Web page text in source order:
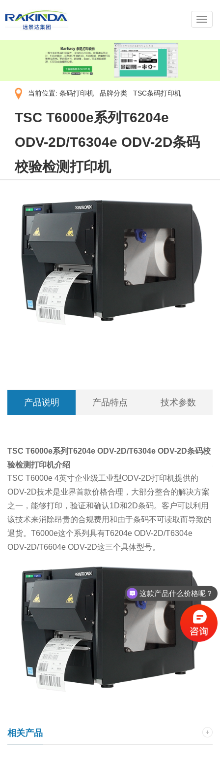
导
航
菜
当前位置: 条码打印机 品牌分类 TSC条码打印机
TSC T6000e系列T6204e
ODV-2D/T6304e ODV-2D条码
校验检测打印机
产品说明 产品特点 技术参数
TSC T6000e系列T6204e ODV-2D/T6304e ODV-2D条码校
验检测打印机介绍
TSC T6000e 4英寸企业级工业型ODV-2D打印机提供的
ODV-2D技术是业界首款价格合理，大部分整合的解决方案
之一，能够打印，验证和确认1D和2D条码。客户可以利用
该技术来消除昂贵的合规费用和由于条码不可读取而导致的
退货。T6000e这个系列具有T6204e ODV-2D/T6304e
ODV-2D/T6604e ODV-2D这三个具体型号。
•
相关产品
这款产品什么价格呢？